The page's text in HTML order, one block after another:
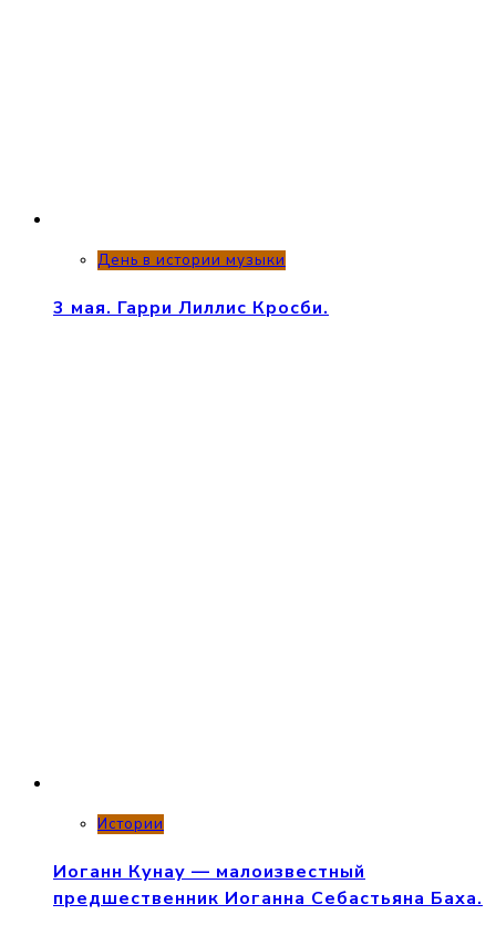
День в истории музыки
3 мая. Гарри Лиллис Кросби.
Истории
Иоганн Кунау — малоизвестный
предшественник Иоганна Себастьяна Баха.